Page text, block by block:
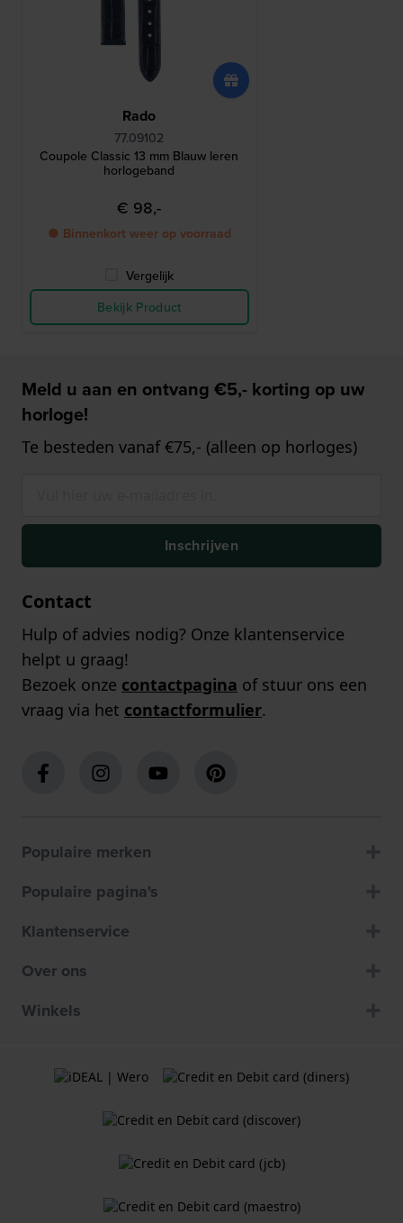
Rado
77.09102
Coupole Classic 13 mm Blauw leren
horlogeband
€ 98,-
● Binnenkort weer op voorraad
Vergelijk
Bekijk Product
Meld u aan en ontvang €5,- korting op uw
horloge!
Te besteden vanaf €75,- (alleen op horloges)
Inschrijven
Contact
Hulp of advies nodig? Onze klantenservice
helpt u graag!
Bezoek onze contactpagina of stuur ons een
vraag via het contactformulier.
Populaire merken
Populaire pagina's
Klantenservice
Over ons
Winkels